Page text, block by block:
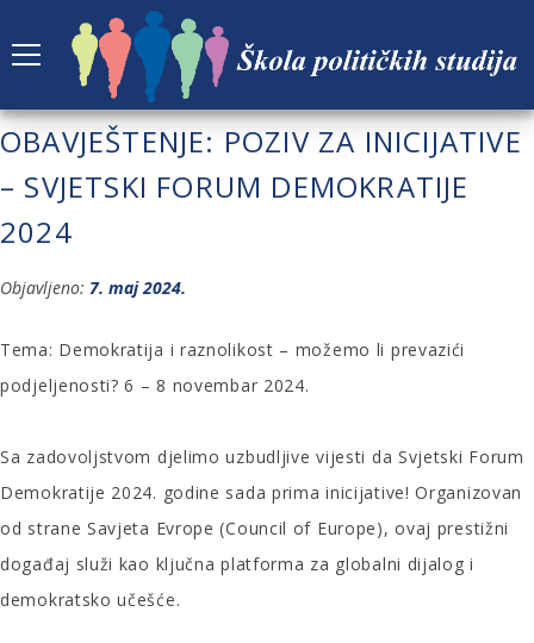
OBAVJEŠTENJE: POZIV ZA INICIJATIVE
– SVJETSKI FORUM DEMOKRATIJE
2024
Objavljeno: 7. maj 2024.
Tema: Demokratija i raznolikost – možemo li prevazići
podjeljenosti? 6 – 8 novembar 2024.
Sa zadovoljstvom djelimo uzbudljive vijesti da Svjetski Forum
Demokratije 2024. godine sada prima inicijative! Organizovan
od strane Savjeta Evrope (Council of Europe), ovaj prestižni
događaj služi kao ključna platforma za globalni dijalog i
demokratsko učešće.